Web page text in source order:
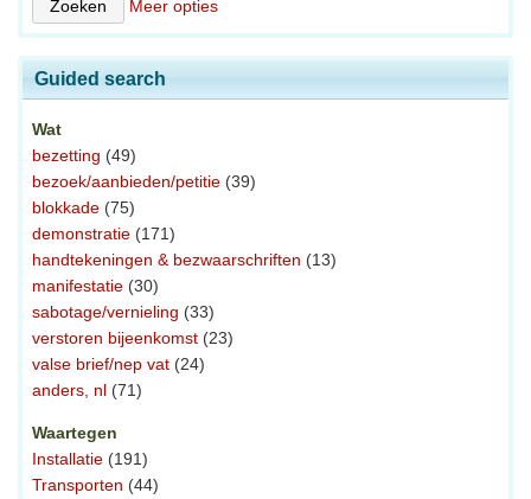
Meer opties
Guided search
Wat
bezetting (49)
bezoek/aanbieden/petitie (39)
blokkade (75)
demonstratie (171)
handtekeningen & bezwaarschriften (13)
manifestatie (30)
sabotage/vernieling (33)
verstoren bijeenkomst (23)
valse brief/nep vat (24)
anders, nl (71)
Waartegen
Installatie (191)
Transporten (44)